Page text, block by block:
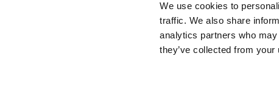
We use cookies to
traffic. We also share
analytics partners who
they’ve collected from